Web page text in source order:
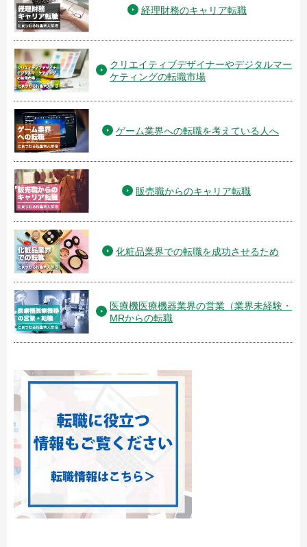
経理財務のキャリア転職
クリエイティブデザイナーやデジタルマー
ケティングの転職市場
ゲーム業界への転職を考えている人へ
販売職からのキャリア転職
化粧品業界での転職を成功させるため
医療機医療機器業界の営業（業界未経験・
MRからの転職